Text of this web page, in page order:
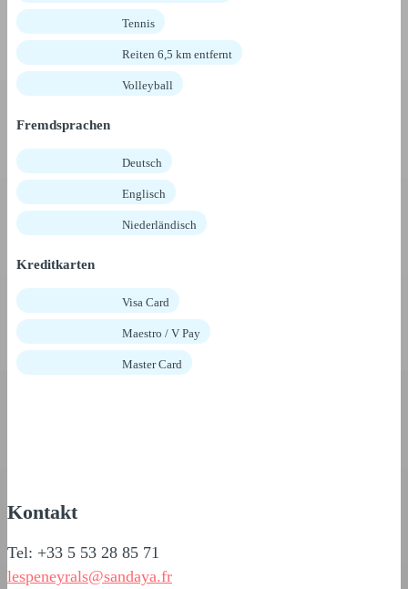
Tennis
Reiten 6,5 km entfernt
Volleyball
Fremdsprachen
Deutsch
Englisch
Niederländisch
Kreditkarten
Visa Card
Maestro / V Pay
Master Card
Kontakt
Tel: +33 5 53 28 85 71
lespeneyrals@sandaya.fr